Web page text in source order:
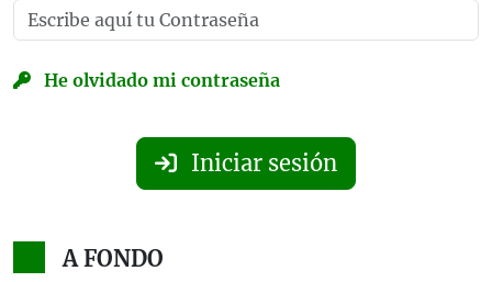
He olvidado mi contraseña
Iniciar sesión
A FONDO